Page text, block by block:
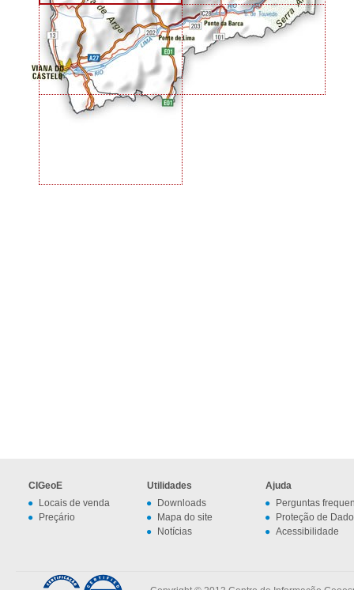
CIGeoE
Locais de venda
Preçário
Utilidades
Downloads
Mapa do site
Notícias
Ajuda
Perguntas
Proteção de
Acessibilidade